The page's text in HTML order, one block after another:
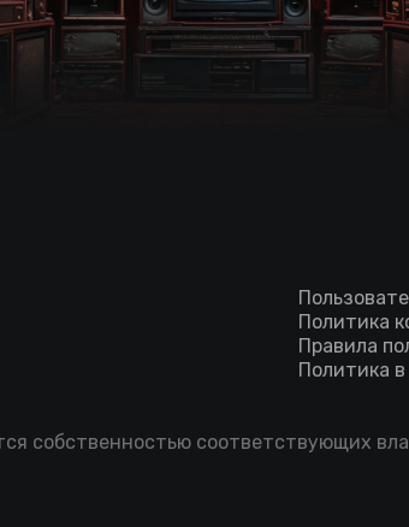
Политика
Правила
Политика
собственностью соответствующих